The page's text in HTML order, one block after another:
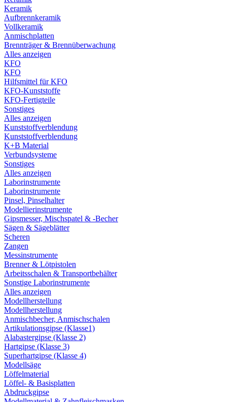
Keramik
Aufbrennkeramik
Vollkeramik
Anmischplatten
Brennträger & Brennüberwachung
Alles anzeigen
KFO
KFO
Hilfsmittel für KFO
KFO-Kunststoffe
KFO-Fertigteile
Sonstiges
Alles anzeigen
Kunststoffverblendung
Kunststoffverblendung
K+B Material
Verbundsysteme
Sonstiges
Alles anzeigen
Laborinstrumente
Laborinstrumente
Pinsel, Pinselhalter
Modellierinstrumente
Gipsmesser, Mischspatel & -Becher
Sägen & Sägeblätter
Scheren
Zangen
Messinstrumente
Brenner & Lötpistolen
Arbeitsschalen & Transportbehälter
Sonstige Laborinstrumente
Alles anzeigen
Modellherstellung
Modellherstellung
Anmischbecher, Anmischschalen
Artikulationsgipse (Klasse1)
Alabastergipse (Klasse 2)
Hartgipse (Klasse 3)
Superhartgipse (Klasse 4)
Modellsäge
Löffelmaterial
Löffel- & Basisplatten
Abdruckgipse